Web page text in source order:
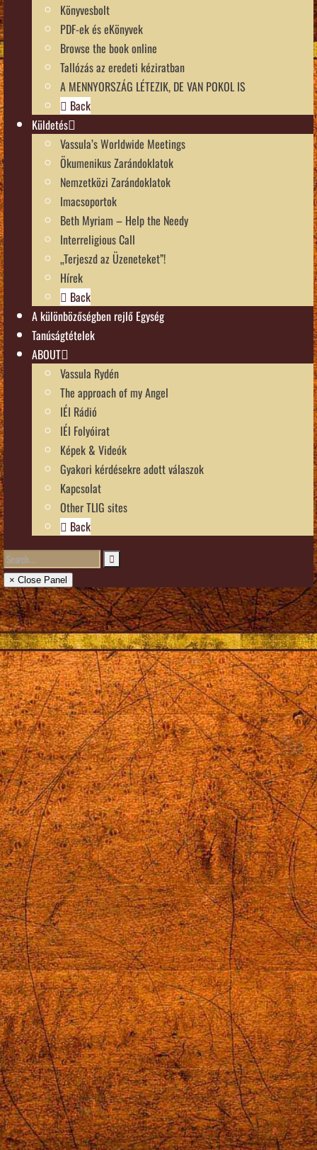
Könyvesbolt
PDF-ek és eKönyvek
Browse the book online
Tallózás az eredeti kéziratban
A MENNYORSZÁG LÉTEZIK, DE VAN POKOL IS
Back
Küldetés
Vassula’s Worldwide Meetings
Ökumenikus Zarándoklatok
Nemzetközi Zarándoklatok
Imacsoportok
Beth Myriam – Help the Needy
Interreligious Call
„Terjeszd az Üzeneteket”!
Hírek
Back
A különbözőségben rejlő Egység
Tanúságtételek
ABOUT
Vassula Rydén
The approach of my Angel
IÉI Rádió
IÉI Folyóirat
Képek & Videók
Gyakori kérdésekre adott válaszok
Kapcsolat
Other TLIG sites
Back
× Close Panel